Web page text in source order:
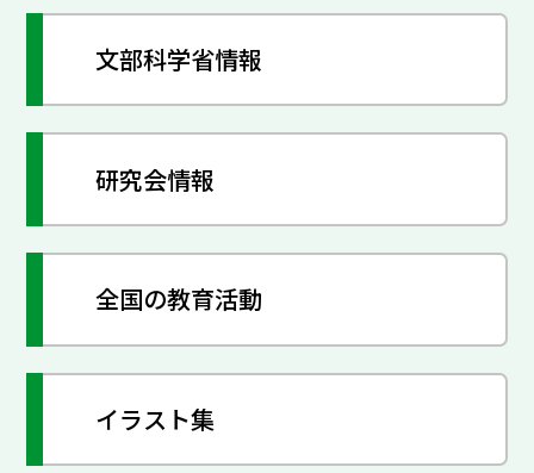
文部科学省情報
研究会情報
全国の教育活動
イラスト集